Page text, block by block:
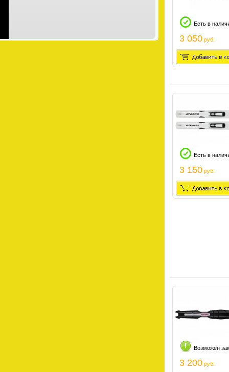
Есть в
3 050 руб.
Есть в
3 150 руб.
Возможен
3 200 руб.